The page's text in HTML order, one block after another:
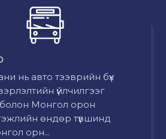
нь авто тээврийн бүх
үйлчилгээг
Монгол орон
өндөр түвшинд
орн...